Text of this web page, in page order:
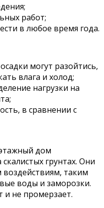
работ;
в любое время года.
могут разойтись,
влага и холод;
нагрузки на
в сравнении с
дом
грунтах. Они
таким
воды и заморозки.
и не промерзает.